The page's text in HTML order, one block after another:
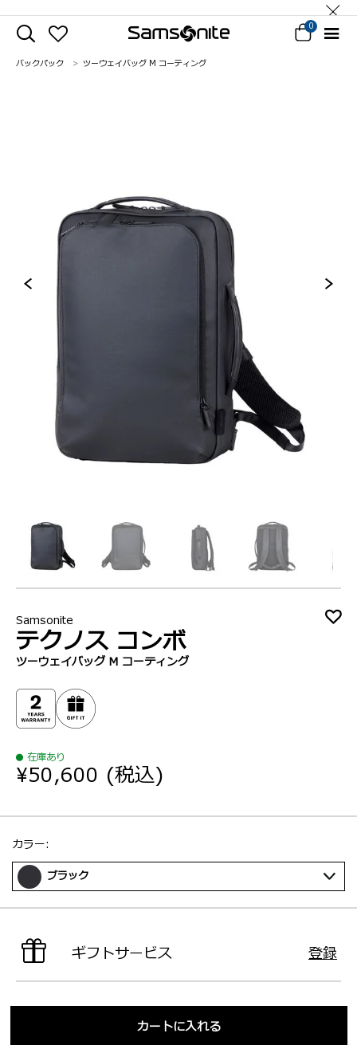
0
バックパック ツーウェイバッグ M コーティング
Samsonite
テクノス コンボ
ツーウェイバッグ M コーティング
在庫あり
¥50,600 (税込)
選択：
カラー:
ブラック
ギフトサービス 登録
カートに入れる